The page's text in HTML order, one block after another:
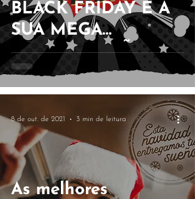
BLACK FRIDAY E A
SUA MEGA
CONTRIBUIÇÃO
PARA O AUMENTO
DE VENDAS
As melhores
8 de out. de 2021 3 min de leitura